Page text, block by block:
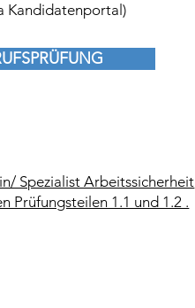
Kandidatenportal)
Spezialist Arbeitssicherheit
Prüfungsteilen 1.1 und 1.2 .